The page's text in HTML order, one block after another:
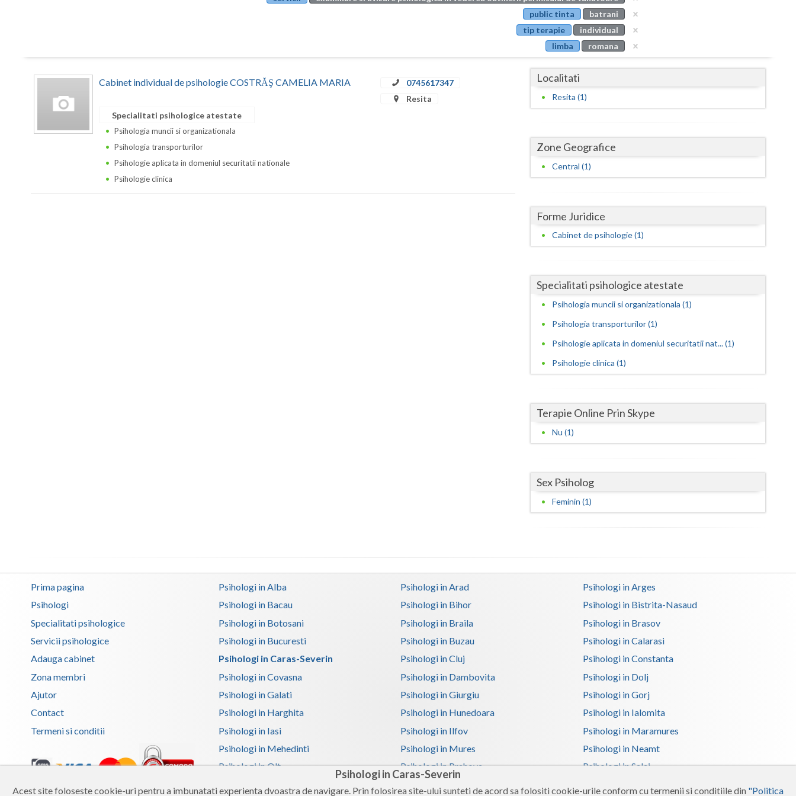
Psihologi in Caras-Severin
Acest site foloseste cookie-uri pentru a imbunatati experienta dvoastra de navigare. Prin folosirea site-ului sunteti de acord sa folositi cookie-urile conform cu termenii si conditiile din "Politica
Buzau
Calarasi
Caras-Severin
Gorj
Hunedoara
Iasi
Ilfov
Mehedinti
Sibiu
Suceava
Teleorman
Timis
Valcea
Vaslui
public tinta
batrani
tip terapie
individual
limba
romana
Cabinet individual de psihologie COSTRĂŞ CAMELIA MARIA
0745617347
Resita
Specialitati psihologice atestate
Psihologia muncii si organizationala
Psihologia transporturilor
Psihologie aplicata in domeniul securitatii nationale
Psihologie clinica
Localitati
Resita (1)
Zone Geografice
Central (1)
Forme Juridice
Cabinet de psihologie (1)
Specialitati psihologice atestate
Psihologia muncii si organizationala (1)
Psihologia transporturilor (1)
Psihologie aplicata in domeniul securitatii nat... (1)
Psihologie clinica (1)
Terapie Online Prin Skype
Nu (1)
Sex Psiholog
Feminin (1)
Prima pagina
Psihologi
Specialitati psihologice
Servicii psihologice
Adauga cabinet
Zona membri
Ajutor
Contact
Termeni si conditii
Copyright 2026 Reframing SRL
Psihologi in Alba Psihologi in Arad
Psihologi in Arges
Psihologi in Bacau
Psihologi in Bihor
Psihologi in Bistrita-Nasaud
Psihologi in Botosani
Psihologi in Braila
Psihologi in Brasov
Psihologi in Bucuresti
Psihologi in Buzau
Psihologi in Calarasi
Psihologi in Caras-Severin
Psihologi in Cluj
Psihologi in Constanta
Psihologi in Covasna
Psihologi in Dambovita
Psihologi in Dolj
Psihologi in Galati
Psihologi in Giurgiu
Psihologi in Gorj
Psihologi in Harghita
Psihologi in Hunedoara
Psihologi in Ialomita
Psihologi in Iasi
Psihologi in Ilfov
Psihologi in Maramures
Psihologi in Mehedinti
Psihologi in Mures
Psihologi in Neamt
Psihologi in Olt
Psihologi in Prahova
Psihologi in Salaj